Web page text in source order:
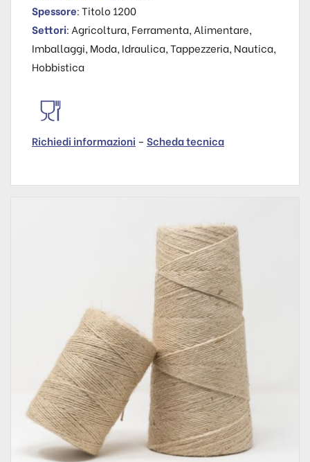
Spessore: Titolo 1200
Settori: Agricoltura, Ferramenta, Alimentare,
Imballaggi, Moda, Idraulica, Tappezzeria, Nautica,
Hobbistica
Richiedi informazioni – Scheda tecnica